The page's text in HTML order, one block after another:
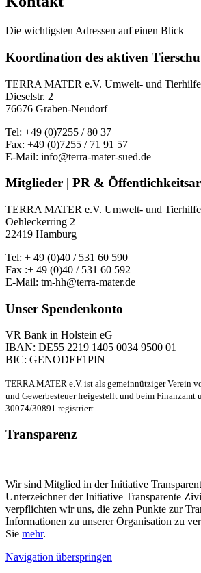
Die wichtigsten Adressen auf einen Blick
Koordination des aktiven
TERRA MATER e.V. Umwelt- und Tierhilfe
Dieselstr. 2
76676 Graben-Neudorf
Tel: +49 (0)7255 / 80 37
Fax: +49 (0)7255 / 71 91 57
E-Mail: info@terra-mater-sued.de
Mitglieder | PR &
TERRA MATER e.V. Umwelt- und Tierhilfe
Oehleckerring 2
22419 Hamburg
Tel: + 49 (0)40 / 531 60 590
Fax :+ 49 (0)40 / 531 60 592
E-Mail: tm-hh@terra-mater.de
Unser Spendenkonto
VR Bank in Holstein eG
IBAN: DE55 2219 1405 0034 9500 01
BIC: GENODEF1PIN
TERRA MATER e.V. ist als gemeinnütziger Verein
und Gewerbesteuer freigestellt und beim Finanzamt
30074/30891 registriert.
Transparenz
Wir sind Mitglied in der Initiative
Unterzeichner der Initiative Transparente
verpflichten wir uns, die zehn Punkte zur
Informationen zu unserer Organisation zu
Sie mehr.
Navigation überspringen